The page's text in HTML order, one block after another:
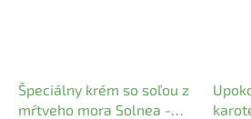
Špeciálny krém so soľou z
mŕtveho mora Solnea -